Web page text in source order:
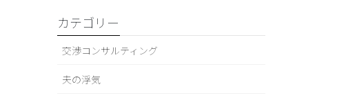
カテゴリー
交渉コンサルティング
夫の浮気